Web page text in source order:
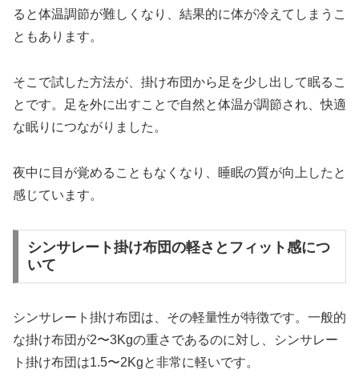
ると体温調節が難しくなり、結果的に体が冷えてしまうこ
ともあります。
そこで試した方法が、掛け布団から足を少し出して眠るこ
とです。足を外に出すことで自然と体温が調節され、快適
な眠りにつながりました。
夜中に目が覚めることもなくなり、睡眠の質が向上したと
感じています。
シンサレート掛け布団の軽さとフィット感につ
いて
シンサレート掛け布団は、その軽量性が特徴です。一般的
な掛け布団が2〜3Kgの重さであるのに対し、シンサレー
ト掛け布団は1.5〜2Kgと非常に軽いです。